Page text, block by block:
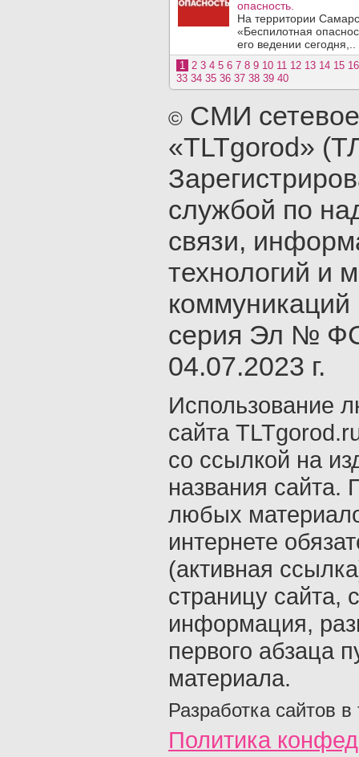
опасность.
На территории
«Беспилотная
его ведении сегодня,..
1 2 3 4 5 6 7 8 9 10 11 12 13 14 15 16
33 34 35 36 37 38 39 40
© СМИ
«TLTgorod»
службой по
связи,
технологий и
серия Эл №
04.07.2023 г.
Использование
сайта
со ссылкой на
названия сайта.
любых
интернете
(активная
страницу сайта,
информация,
первого абзаца
материала.
Разработка сайтов в
Политика